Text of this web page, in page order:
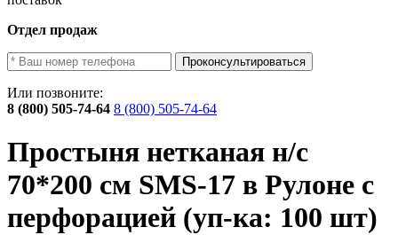
Отдел продаж
Проконсультироваться
Или позвоните:
8 (800) 505-74-64 8 (800) 505-74-64
Простыня нетканая н/с
70*200 см SMS-17 в Рулоне с
перфорацией (уп-ка: 100 шт)